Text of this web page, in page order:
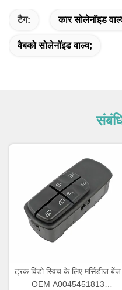
टैग: कार सोलेनॉइड
वैबको सोलेनॉइड वाल्व;
ट्रक विंडो स्विच के लिए मर्सिडीज बेंज
OEM A0045451813